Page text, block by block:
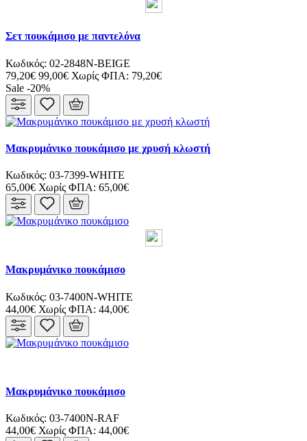
Σετ πουκάμισο με παντελόνα
Κωδικός: 02-2848N-BEIGE
79,20€ 99,00€ Χωρίς ΦΠΑ: 79,20€
Sale -20%
Μακρυμάνικο πουκάμισο με χρυσή κλωστή
Κωδικός: 03-7399-WHITE
65,00€ Χωρίς ΦΠΑ: 65,00€
Μακρυμάνικο πουκάμισο
Κωδικός: 03-7400N-WHITE
44,00€ Χωρίς ΦΠΑ: 44,00€
Μακρυμάνικο πουκάμισο
Κωδικός: 03-7400N-RAF
44,00€ Χωρίς ΦΠΑ: 44,00€